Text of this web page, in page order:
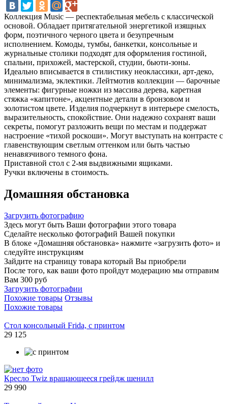
Коллекция Music — респектабельная мебель с классической
основой. Обладает притягательной энергетикой изящных
форм, поэтичного черного цвета и безупречным
исполнением. Комоды, тумбы, банкетки, консольные и
журнальные столики подходят для оформления гостиной,
спальни, прихожей, мастерской, студии, бьюти-зоны.
Идеально вписывается в стилистику неоклассики, арт-деко,
минимализма, эклектики. Лейтмотив коллекции — барочные
элементы: фигурные ножки из массива дерева, каретная
стяжка «капитоне», акцентные детали в бронзовом и
золотистом цвете. Изделия подчеркнут в интерьере смелость,
выразительность, спокойствие. Они надежно сохранят ваши
секреты, помогут разложить вещи по местам и поддержат
настроение «тихой роскоши». Могут выступать на контрасте с
главенствующим светлым оттенком или быть частью
ненавязчивого темного фона.
Приставной стол с 2-мя выдвижными ящиками.
Ручки включены в стоимость.
Домашняя обстановка
Загрузить фотографию
Здесь могут быть Ваши фотографии этого товара
Сделайте несколько фотографий Вашей покупки
В блоке «Домашняя обстановка» нажмите «загрузить фото» и
следуйте инструкциям
Зайдите на страницу товара который Вы приобрели
После того, как ваши фото пройдут модерацию мы отправим
Вам 300 руб
Загрузить фотографии
Похожие товары Отзывы
Похожие товары
Стол консольный Frida, с принтом
29 125
Кресло Twiz вращающееся грейдж шенилл
29 990